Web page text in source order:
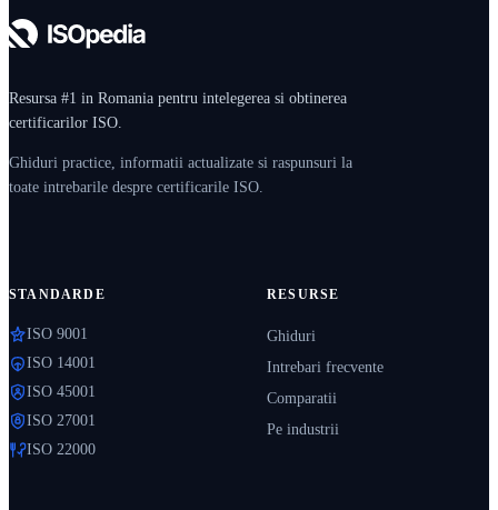
Resursa #1 in Romania pentru intelegerea si obtinerea
certificarilor ISO.
Ghiduri practice, informatii actualizate si raspunsuri la
toate intrebarile despre certificarile ISO.
STANDARDE
ISO 9001
ISO 14001
ISO 45001
ISO 27001
ISO 22000
RESURSE
Ghiduri
Intrebari frecvente
Comparatii
Pe industrii